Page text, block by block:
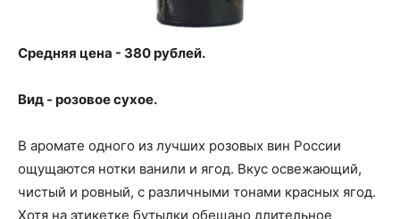
Средняя цена - 380 рублей.
Вид - розовое сухое.
В аромате одного из лучших розовых вин России
ощущаются нотки ванили и ягод. Вкус освежающий,
чистый и ровный, с различными тонами красных ягод.
Хотя на этикетке бутылки обещано длительное